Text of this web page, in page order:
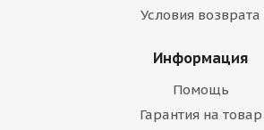
Условия возврата
Информация
Помощь
Гарантия на товар